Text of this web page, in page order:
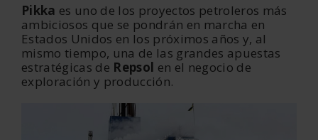
Pikka es uno de los proyectos petroleros más
ambiciosos que se pondrán en marcha en
Estados Unidos en los próximos años y, al
mismo tiempo, una de las grandes apuestas
estratégicas de Repsol en el negocio de
exploración y producción.